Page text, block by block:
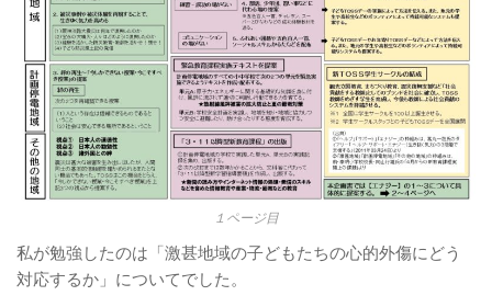
１ページ目
私が勉強したのは「激甚地域の子どもたちの心的外傷にどう
対応するか」についてでした。